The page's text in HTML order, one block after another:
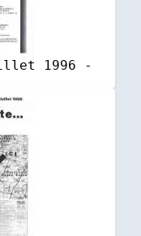
1996 -